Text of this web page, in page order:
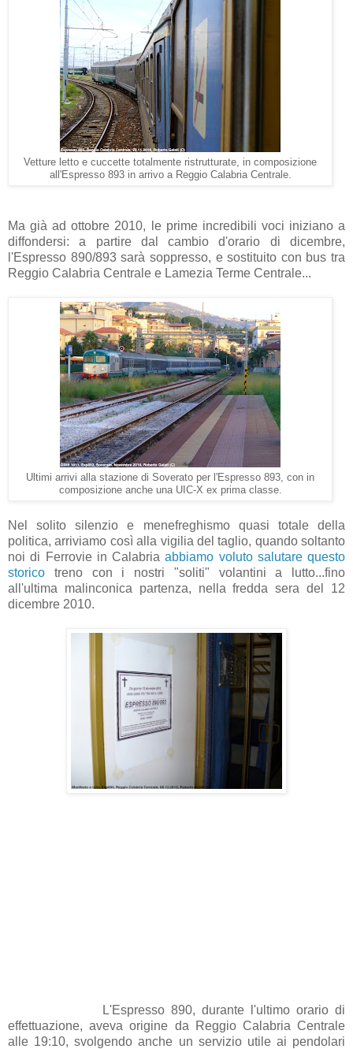
Vetture letto e cuccette totalmente ristrutturate, in composizione
all'Espresso 893 in arrivo a Reggio Calabria Centrale.
Ma già ad ottobre 2010, le prime incredibili voci iniziano a
diffondersi: a partire dal cambio d'orario di dicembre,
l'Espresso 890/893 sarà soppresso, e sostituito con bus tra
Reggio Calabria Centrale e Lamezia Terme Centrale...
Ultimi arrivi alla stazione di Soverato per l'Espresso 893, con in
composizione anche una UIC-X ex prima classe.
Nel solito silenzio e menefreghismo quasi totale della
politica, arriviamo così alla vigilia del taglio, quando soltanto
noi di Ferrovie in Calabriaabbiamo voluto salutare questo
storico treno con i nostri "soliti" volantini a lutto...fino
all'ultima malinconica partenza, nella fredda sera del 12
dicembre 2010.
L'Espresso 890, durante l'ultimo orario di
effettuazione, aveva origine da Reggio Calabria Centrale
alle 19:10, svolgendo anche un servizio utile ai pendolari